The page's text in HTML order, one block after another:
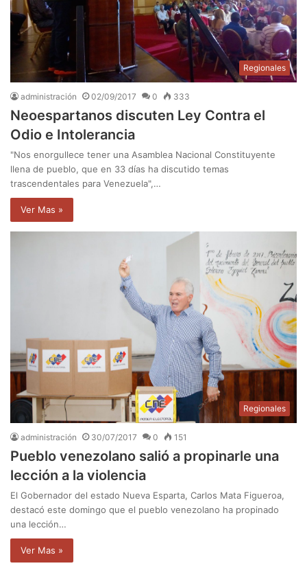
Regionales
administración 02/09/2017 0 333
Neoespartanos discuten Ley Contra el
Odio e Intolerancia
"Nos enorgullece tener una Asamblea Nacional Constituyente
llena de pueblo, que en 33 días ha discutido temas
trascendentales para Venezuela",…
Ver Mas »
Regionales
administración 30/07/2017 0 151
Pueblo venezolano salió a propinarle una
lección a la violencia
El Gobernador del estado Nueva Esparta, Carlos Mata Figueroa,
destacó este domingo que el pueblo venezolano ha propinado
una lección…
Ver Mas »